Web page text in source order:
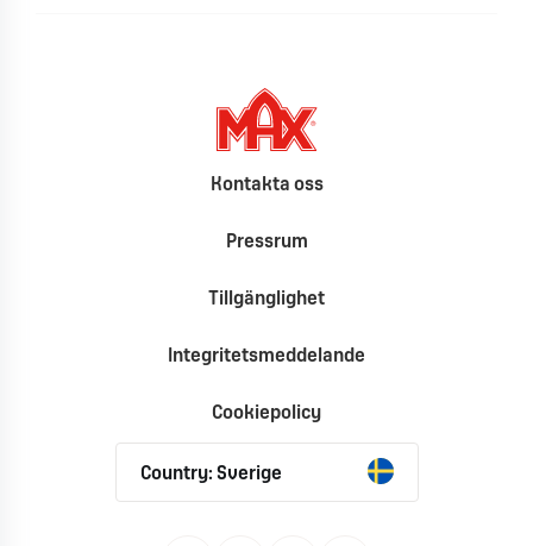
Kontakta oss
Pressrum
Tillgänglighet
Integritetsmeddelande
Cookiepolicy
Country: Sverige